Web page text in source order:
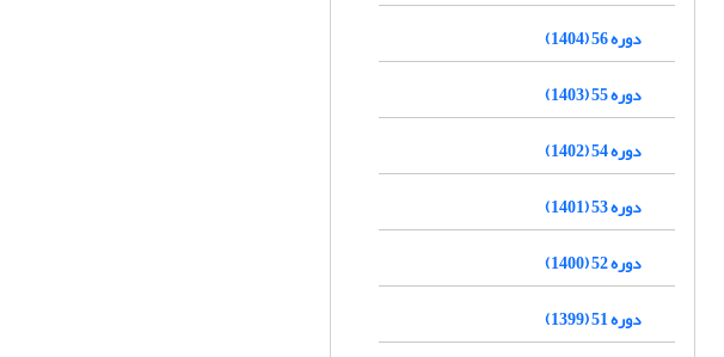
دوره 56 (1404)
دوره 55 (1403)
دوره 54 (1402)
دوره 53 (1401)
دوره 52 (1400)
دوره 51 (1399)